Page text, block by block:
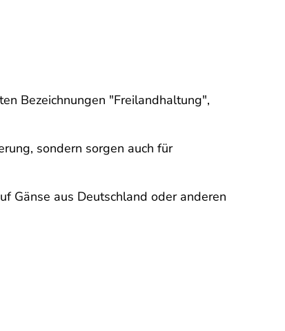
Bezeichnungen "Freilandhaltung",
sondern sorgen auch für
Gänse aus Deutschland oder anderen